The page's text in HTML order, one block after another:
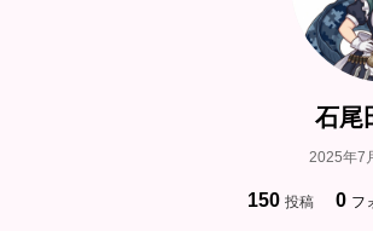
石尾
2025年7
150 投稿 0 フ